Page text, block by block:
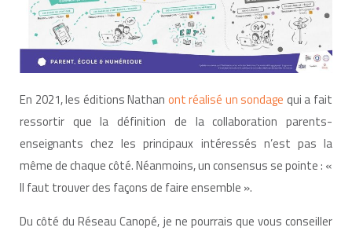
En 2021, les éditions Nathan ont réalisé un sondage qui a fait
ressortir que la définition de la collaboration parents-
enseignants chez les principaux intéressés n’est pas la
même de chaque côté. Néanmoins, un consensus se pointe : «
Il faut trouver des façons de faire ensemble ».
Du côté du Réseau Canopé, je ne pourrais que vous conseiller